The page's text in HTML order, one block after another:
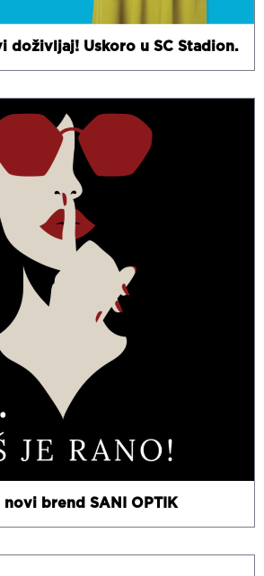
doživljaj! Uskoro u SC Stadion.
novi brend SANI OPTIK